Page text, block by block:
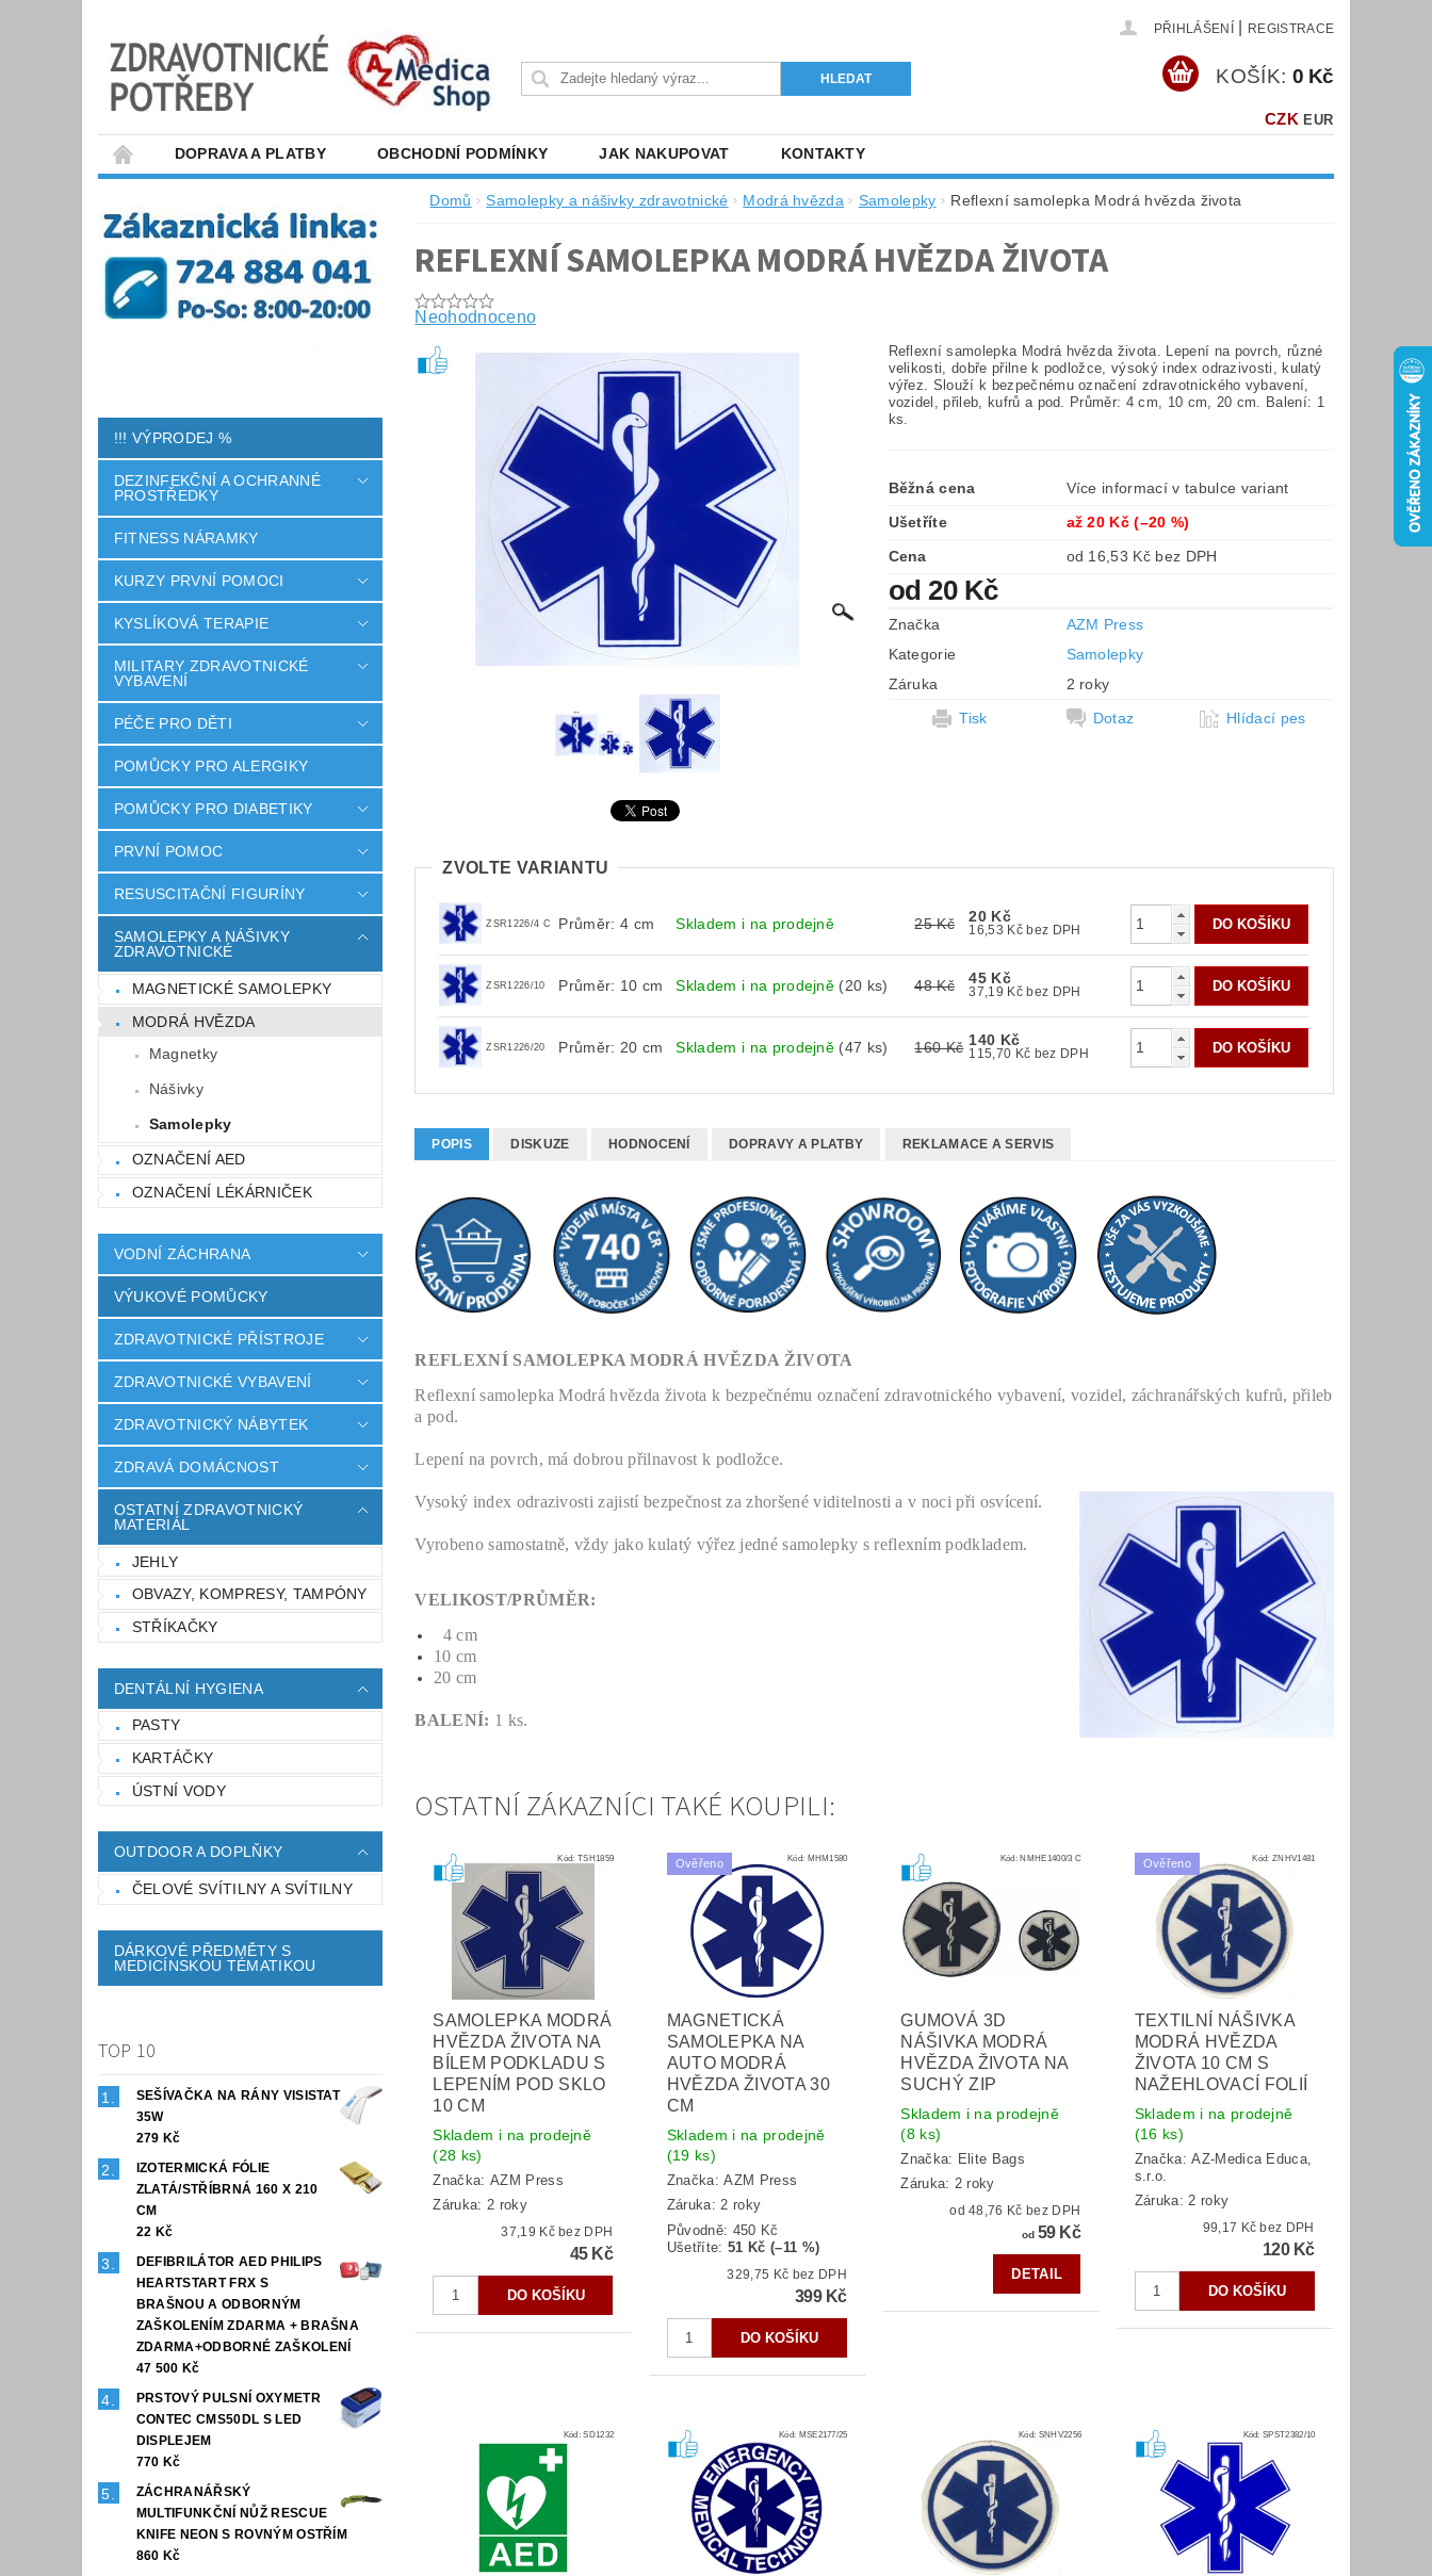
PŘIHLÁŠENÍ REGISTRACE
CZK EUR
KOŠÍK: 0 Kč
DOPRAVA A PLATBY OBCHODNÍ PODMÍNKY JAK NAKUPOVAT KONTAKTY
!!! VÝPRODEJ %
DEZINFEKČNÍ A OCHRANNÉ
PROSTŘEDKY
FITNESS NÁRAMKY
KURZY PRVNÍ POMOCI
KYSLÍKOVÁ TERAPIE
MILITARY ZDRAVOTNICKÉ
VYBAVENÍ
PÉČE PRO DĚTI
POMŮCKY PRO ALERGIKY
POMŮCKY PRO DIABETIKY
PRVNÍ POMOC
RESUSCITAČNÍ FIGURÍNY
SAMOLEPKY A NÁŠIVKY
ZDRAVOTNICKÉ
MAGNETICKÉ SAMOLEPKY
MODRÁ HVĚZDA
Magnetky
Nášivky
Samolepky
OZNAČENÍ AED
OZNAČENÍ LÉKÁRNIČEK
VODNÍ ZÁCHRANA
VÝUKOVÉ POMŮCKY
ZDRAVOTNICKÉ PŘÍSTROJE
ZDRAVOTNICKÉ VYBAVENÍ
ZDRAVOTNICKÝ NÁBYTEK
ZDRAVÁ DOMÁCNOST
OSTATNÍ ZDRAVOTNICKÝ
MATERIÁL
JEHLY
OBVAZY, KOMPRESY, TAMPÓNY
STŘÍKAČKY
DENTÁLNÍ HYGIENA
PASTY
KARTÁČKY
ÚSTNÍ VODY
OUTDOOR A DOPLŇKY
ČELOVÉ SVÍTILNY A SVÍTILNY
DÁRKOVÉ PŘEDMĚTY S
MEDICÍNSKOU TÉMATIKOU
TOP 10
SEŠÍVAČKA NA RÁNY VISISTAT
35W
279 Kč
IZOTERMICKÁ FÓLIE
ZLATÁ/STŘÍBRNÁ 160 X 210
CM
22 Kč
DEFIBRILÁTOR AED PHILIPS
HEARTSTART FRX S
BRAŠNOU A ODBORNÝM
ZAŠKOLENÍM ZDARMA + BRAŠNA
ZDARMA+ODBORNÉ ZAŠKOLENÍ
47 500 Kč
PRSTOVÝ PULSNÍ OXYMETR
CONTEC CMS50DL S LED
DISPLEJEM
770 Kč
ZÁCHRANÁŘSKÝ
MULTIFUNKČNÍ NŮŽ RESCUE
KNIFE NEON S ROVNÝM OSTŘÍM
860 Kč
Domů Samolepky a nášivky zdravotnické Modrá hvězda Samolepky Reflexní samolepka Modrá hvězda života
REFLEXNÍ SAMOLEPKA MODRÁ HVĚZDA ŽIVOTA
Neohodnoceno
Reflexní samolepka Modrá hvězda života. Lepení na povrch, různé
velikosti, dobře přilne k podložce, výsoký index odrazivosti, kulatý
výřez. Slouží k bezpečnému označení zdravotnického vybavení,
vozidel, přileb, kufrů a pod. Průměr: 4 cm, 10 cm, 20 cm. Balení: 1
ks.
Běžná cena
Více informací v tabulce variant
Ušetříte
až20 Kč(–20 %)
Cena
od 16,53 Kč bez DPH
od 20 Kč
Značka
AZM Press
Kategorie
Samolepky
Záruka
2 roky
Tisk
Dotaz Hlídací pes
ZVOLTE VARIANTU
ZSR1226/4 C Průměr: 4 cm Skladem i na prodejně 25 Kč 20 Kč
16,53 Kč bez DPH
ZSR1226/10 Průměr: 10 cm Skladem i na prodejně (20 ks) 48 Kč 45 Kč
37,19 Kč bez DPH
ZSR1226/20 Průměr: 20 cm Skladem i na prodejně (47 ks) 160 Kč 140 Kč
115,70 Kč bez DPH
POPIS DISKUZE HODNOCENÍ DOPRAVY A PLATBY REKLAMACE A SERVIS
REFLEXNÍ SAMOLEPKA MODRÁ HVĚZDA ŽIVOTA
Reflexní samolepka Modrá hvězda života k bezpečnému označení zdravotnického vybavení, vozidel, záchranářských kufrů, přileb
a pod.
Lepení na povrch, má dobrou přilnavost k podložce.
Vysoký index odrazivosti zajistí bezpečnost za zhoršené viditelnosti a v noci při osvícení.
Vyrobeno samostatně, vždy jako kulatý výřez jedné samolepky s reflexním podkladem.
VELIKOST/PRŮMĚR:
4 cm
10 cm
20 cm
BALENÍ: 1 ks.
OSTATNÍ ZÁKAZNÍCI TAKÉ KOUPILI:
Kód:TSH1859
SAMOLEPKA MODRÁ
HVĚZDA ŽIVOTA NA
BÍLEM PODKLADU S
LEPENÍM POD SKLO
10 CM
Skladem i na prodejně
(28 ks)
Značka: AZM Press
Záruka: 2 roky
37,19 Kč bez DPH
45 Kč
Ověřeno Kód: MHM1580
MAGNETICKÁ
SAMOLEPKA NA
AUTO MODRÁ
HVĚZDA ŽIVOTA 30
CM
Skladem i na prodejně
(19 ks)
Značka:AZM Press
Záruka: 2 roky
Původně: 450 Kč
Ušetříte:51 Kč (–11 %)
329,75 Kč bez DPH
399 Kč
Kód:NMHE1400/3 C
GUMOVÁ 3D
NÁŠIVKA MODRÁ
HVĚZDA ŽIVOTA NA
SUCHÝ ZIP
Skladem i na prodejně
(8 ks)
Značka: Elite Bags
Záruka: 2 roky
od 48,76 Kč bez DPH
od59 Kč
DETAIL
Ověřeno Kód:ZNHV1481
TEXTILNÍ NÁŠIVKA
MODRÁ HVĚZDA
ŽIVOTA 10 CM S
NAŽEHLOVACÍ FOLIÍ
Skladem i na prodejně
(16 ks)
Značka:AZ-Medica Educa,
s.r.o.
Záruka: 2 roky
99,17 Kč bez DPH
120 Kč
Kód:SD1232 Kód: MSE2177/25 Kód: SNHV2256 Kód:SPST2382/10